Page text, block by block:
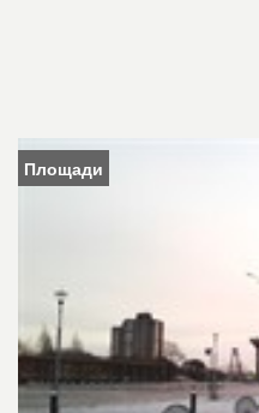
Площади